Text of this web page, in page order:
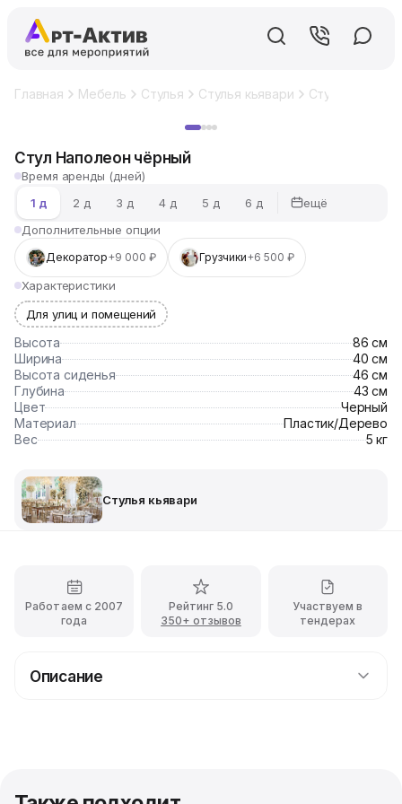
Главная Мебель Стулья Стулья кьявари Стул
Стул Наполеон чёрный
Время аренды (дней)
1 д
2 д 3 д 4 д 5 д 6 д
ещё
Дополнительные опции
Декоратор+9 000 ₽ Грузчики+6 500 ₽
Характеристики
Для улиц и помещений
Высота
86 см
Ширина
40 см
Высота сиденья
46 см
Глубина
43 см
Цвет
Черный
Материал
Пластик/Дерево
Вес
5 кг
Стулья кьявари
Работаем с 2007
года
Рейтинг 5.0
350+ отзывов
Участвуем в
тендерах
Описание